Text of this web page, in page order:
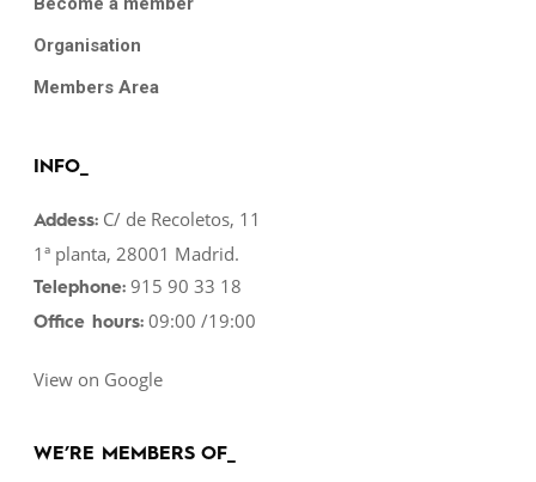
Organisation
Members Area
INFO_
Addess: C/ de Recoletos, 11
1ª planta, 28001 Madrid.
Telephone: 915 90 33 18
Office hours: 09:00 /19:00
View on Google
WE’RE MEMBERS OF_